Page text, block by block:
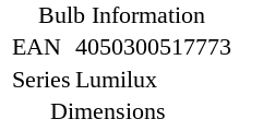
Bulb Information
EAN 4050300517773
Series Lumilux
Dimensions